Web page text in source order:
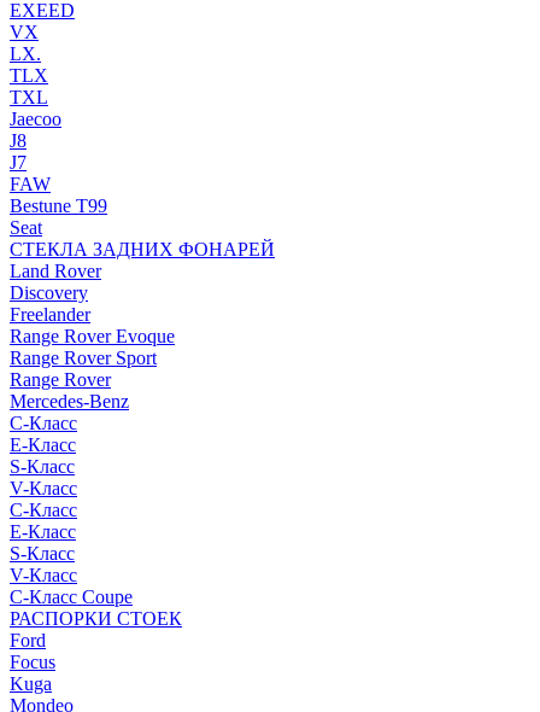
EXEED
VX
LX.
TLX
TXL
Jaecoo
J8
J7
FAW
Bestune T99
Seat
СТЕКЛА ЗАДНИХ ФОНАРЕЙ
Land Rover
Discovery
Freelander
Range Rover Evoque
Range Rover Sport
Range Rover
Mercedes-Benz
C-Класс
E-Класс
S-Класс
V-Класс
C-Класс
E-Класс
S-Класс
V-Класс
C-Класс Coupe
РАСПОРКИ СТОЕК
Ford
Focus
Kuga
Mondeo